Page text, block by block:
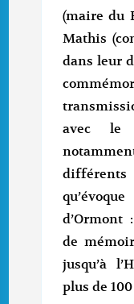
(maire du
Mathis
dans leur
avec le
d’Ormont
de
jusqu’à
plus de